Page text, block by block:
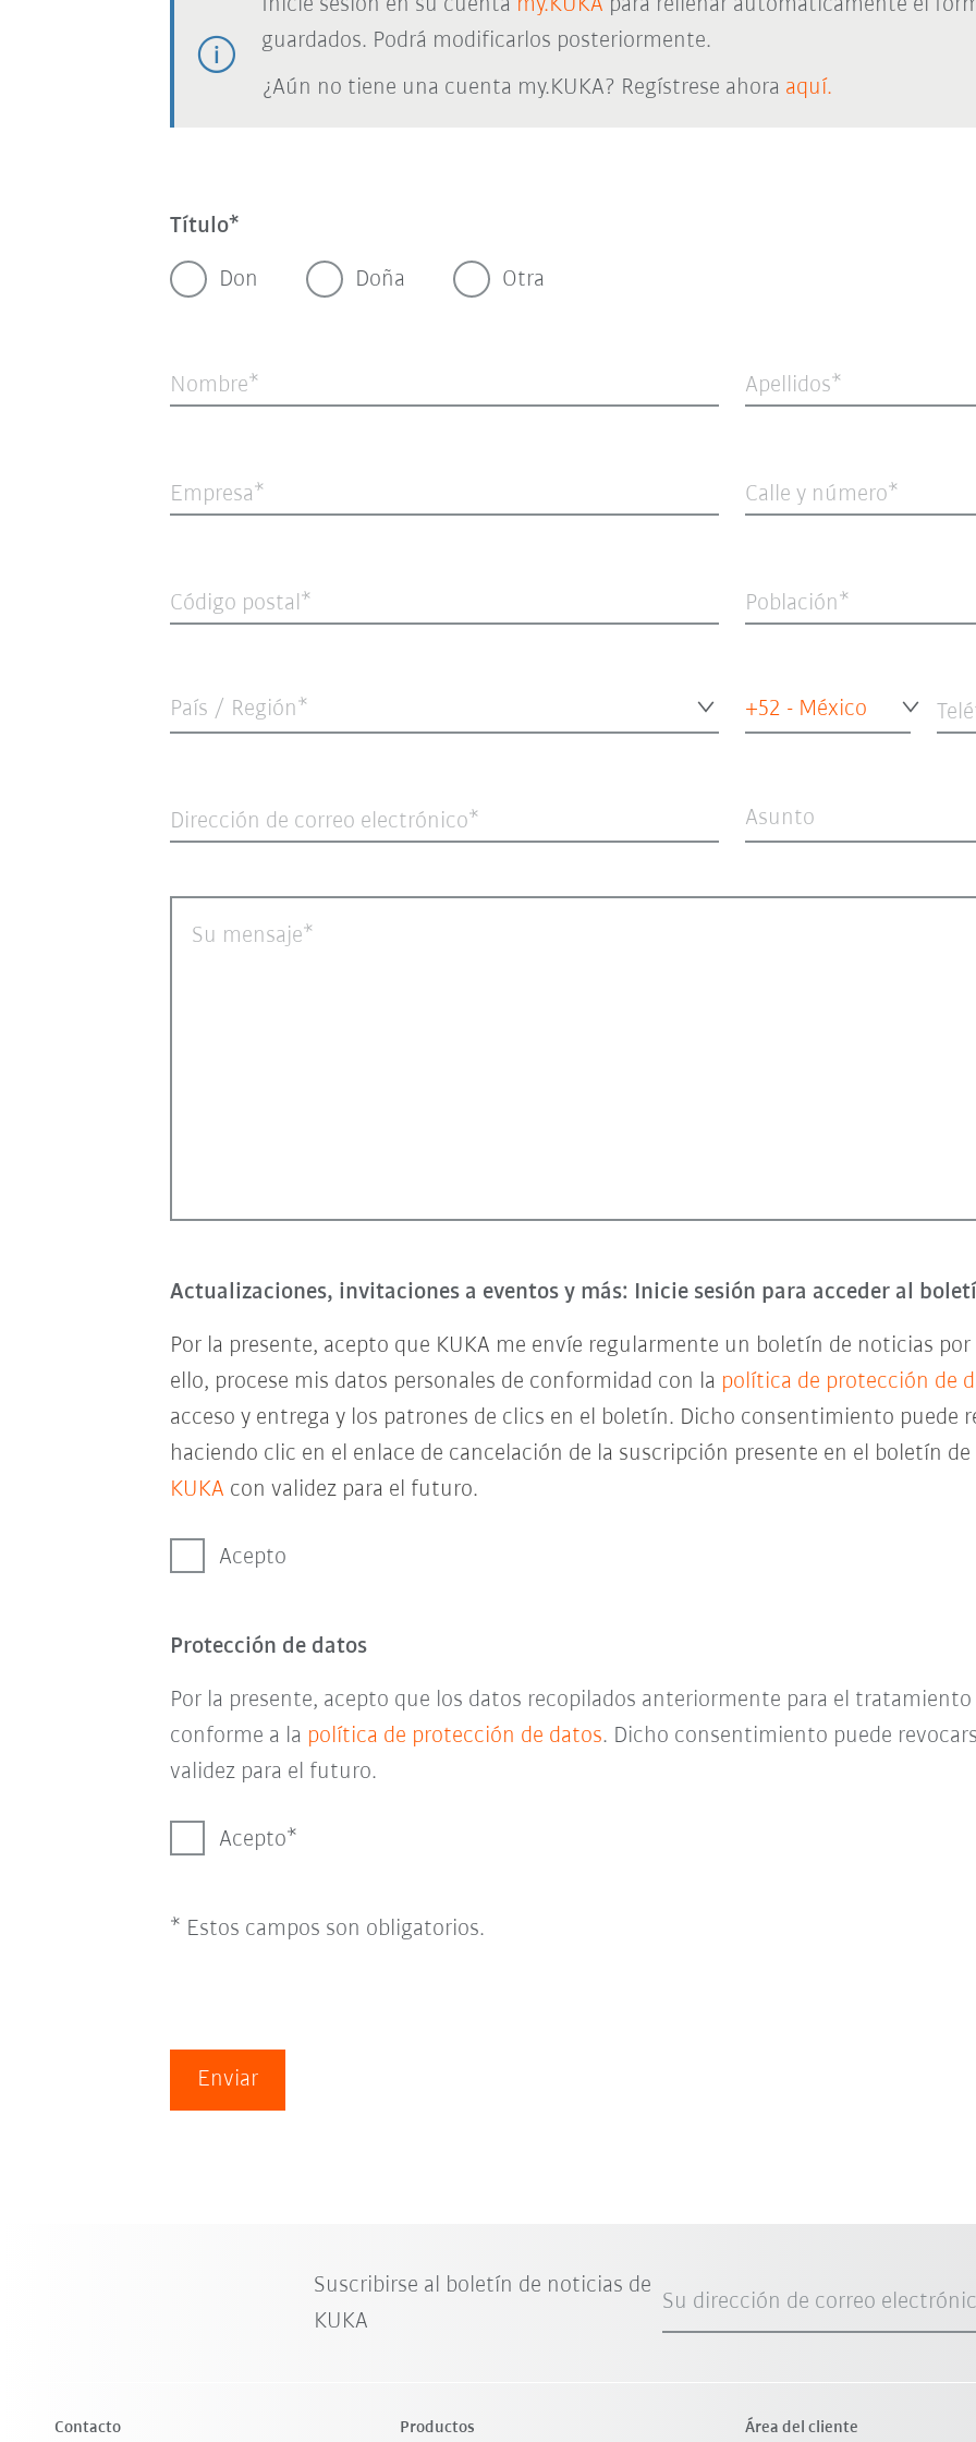
guardados. Podrá modificarlos posteriormente.
¿Aún no tiene una cuenta my.KUKA? Regístrese ahora aquí.
Título
Don Doña Otra
Nombre Apellidos
Empresa Calle y número
Código postal Población
País / Región* +52 - México
Dirección de correo electrónico Asunto
Su mensaje
Actualizaciones, invitaciones a eventos y más: Inicie sesión para acceder al
Por la presente, acepto que KUKA me envíe regularmente un boletín de noticias
ello, procese mis datos personales de conformidad con la política de protección de
acceso y entrega y los patrones de clics en el boletín. Dicho consentimiento puede
haciendo clic en el enlace de cancelación de la suscripción presente en el boletín
KUKA con validez para el futuro.
Acepto
Protección de datos
Por la presente, acepto que los datos recopilados anteriormente para el
conforme a la política de protección de datos. Dicho consentimiento puede
validez para el futuro.
Acepto
* Estos campos son obligatorios.
Enviar
Suscribirse al boletín de noticias de
KUKA
Su dirección de correo
Contacto Productos Área del cliente